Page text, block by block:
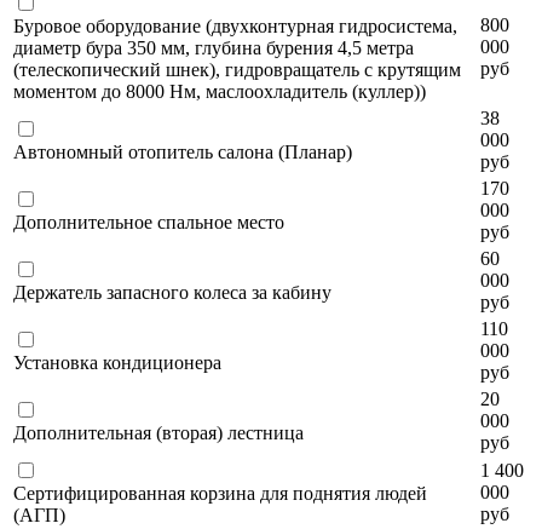
Буровое оборудование (двухконтурная гидросистема,
диаметр бура 350 мм, глубина бурения 4,5 метра
(телескопический шнек), гидровращатель с крутящим
моментом до 8000 Нм, маслоохладитель (куллер))
800
000
руб
Автономный отопитель салона (Планар)
38
000
руб
Дополнительное спальное место
170
000
руб
Держатель запасного колеса за кабину
60
000
руб
Установка кондиционера
110
000
руб
Дополнительная (вторая) лестница
20
000
руб
Сертифицированная корзина для поднятия людей
(АГП)
1 400
000
руб